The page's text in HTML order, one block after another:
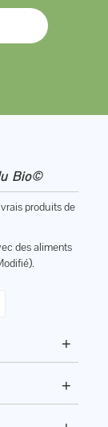
Bio©
produits de
des aliments
+
+